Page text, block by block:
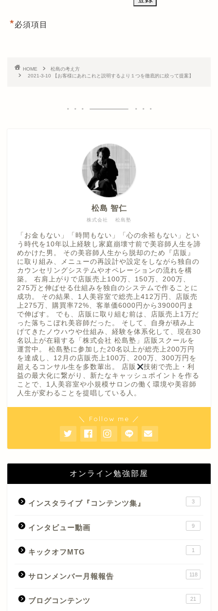
*必須項目
HOME
松島の考え方
2021-3-10 【お客様にあれこれと説明するより１つを徹底的に絞って提案】
株式会社 松島塾
松島 智仁
「お金もない」「時間もない」「心の余裕もない」とい
う時代を10年以上経験し家庭崩壊寸前で美容師人生を諦
めかけた男。 その美容師人生から脱却のため『店販』
に取り組み、メニューの再設計や設定をしながら独自の
カウンセリングシステムやオペレーションの流れを構
築。 右肩上がりで店販売上100万、150万、200万、
275万と伸ばせる仕組みを独自のシステムで作ることに
成功。 その結果、1人美容室で総売上412万円、店販売
上275万、購買率72%、客単価6000円から39000円ま
で伸ばす。 でも、店販に取り組む前は、店販売上1万だ
った落ちこぼれ美容師だった。 そして、自身が積み上
げてきたノウハウや仕組み、経験を体系化して、現在30
名以上が在籍する「株式会社 松島塾」店販スクールを
運営中。 松島塾に参加した20名以上が総売上200万円
を達成し、12月の店販売上100万、200万、300万円を
超えるコンサル生を多数輩出。 店販
技術で売上・利
益の最大化に繋がり、新たなキャッシュポイントを作る
ことで、1人美容室や小規模サロンの働く環境や美容師
人生が変わることを提唱している人。
＼ Follow me ／
オンライン勉強部屋
インスタライブ『コンテンツ集』 3
インタビュー動画 9
キックオフMTG 1
サロンメンバー月報報告 118
ブログコンテンツ 21